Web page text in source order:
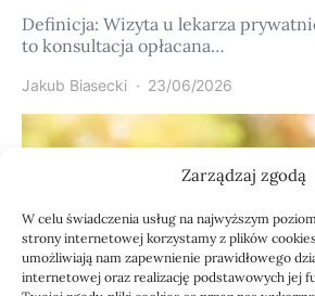
Zarządzaj zgodą
W celu świadczenia usług na najwyższym
strony internetowej korzystamy z plików
umożliwiają nam zapewnienie prawidłowego
internetowej oraz realizację podstawowych jej
Definicja: Wizyta u lekarza
to konsultacja opłacana…
Jakub Biasecki 23/06/2026